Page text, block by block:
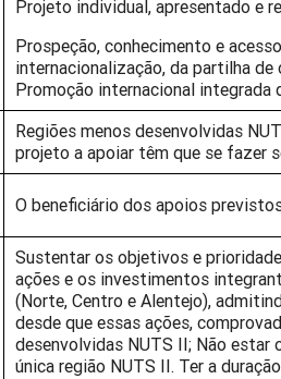
Projeto individual, apresentado e
Prospeção, conhecimento e
internacionalização, da partilha
Promoção internacional integrada
Regiões menos desenvolvidas
projeto a apoiar têm que se fazer
O beneficiário dos apoios
Sustentar os objetivos e
ações e os investimentos
(Norte, Centro e Alentejo),
desde que essas ações,
desenvolvidas NUTS II; Não estar
única região NUTS II. Ter a